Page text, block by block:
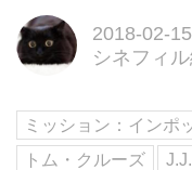
2018-02-15
シネフィ
ミッション：インポ
トム・クルーズ